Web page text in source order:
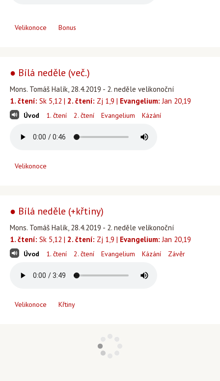
Velikonoce Bonus
● Bílá neděle (več.)
Mons. Tomáš Halík, 28.4.2019 - 2. neděle velikonoční
1. čtení: Sk 5,12 | 2. čtení: Zj 1,9 | Evangelium: Jan 20,19
Úvod 1. čtení 2. čtení Evangelium Kázání
Velikonoce
● Bílá neděle (+křtiny)
Mons. Tomáš Halík, 28.4.2019 - 2. neděle velikonoční
1. čtení: Sk 5,12 | 2. čtení: Zj 1,9 | Evangelium: Jan 20,19
Úvod 1. čtení 2. čtení Evangelium Kázání Závěr
Velikonoce Křtiny